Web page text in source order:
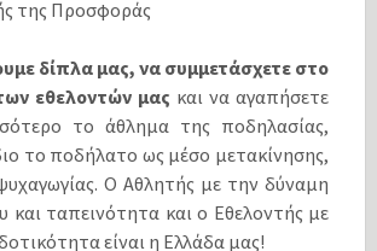
της Προσφοράς
δίπλα μας, να συμμετάσχετε στο
εθελοντών μας και να αγαπήσετε
το άθλημα της ποδηλασίας,
το ποδήλατο ως μέσο μετακίνησης,
Ο Αθλητής με την δύναμη
και ταπεινότητα και ο Εθελοντής με
είναι η Ελλάδα μας!